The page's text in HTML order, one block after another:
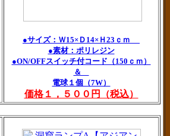
●サイズ：Ｗ15×Ｄ14×Ｈ23ｃｍ
●素材：ポリレジン
●ON/OFFスイッチ付コード（150ｃｍ）
＆
電球１個（7W）
価格１，５００円（税込）